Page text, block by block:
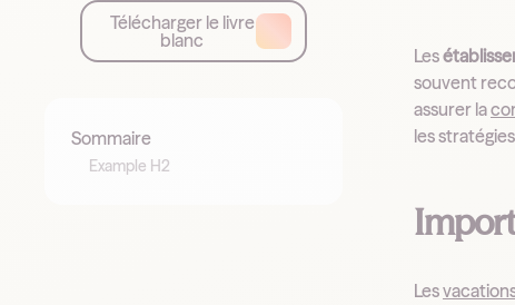
Télécharger le livre
blanc
Sommaire
Example H2
Les
souvent
assurer la
les
Les